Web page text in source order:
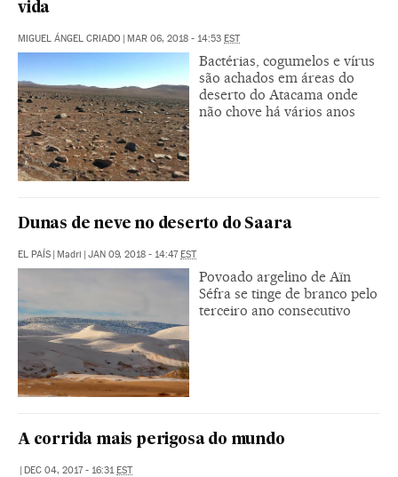
vida
MIGUEL ÁNGEL CRIADO | MAR 06, 2018 - 14:53 EST
Bactérias, cogumelos e vírus
são achados em áreas do
deserto do Atacama onde
não chove há vários anos
Dunas de neve no deserto do Saara
EL PAÍS | Madri | JAN 09, 2018 - 14:47EST
Povoado argelino de Aïn
Séfra se tinge de branco pelo
terceiro ano consecutivo
A corrida mais perigosa do mundo
| DEC 04, 2017 - 16:31EST